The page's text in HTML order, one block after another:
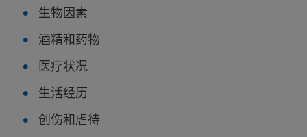
生物因素
酒精和药物
医疗状况
生活经历
创伤和虐待